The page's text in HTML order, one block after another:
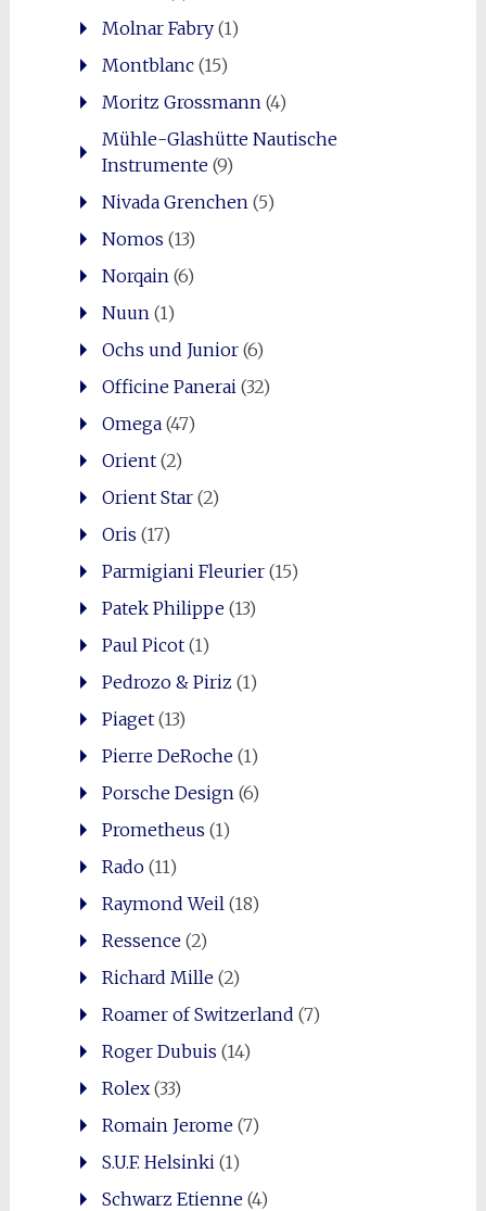
Molnar Fabry(1)
Montblanc(15)
Moritz Grossmann (4)
Mühle-Glashütte Nautische
Instrumente(9)
Nivada Grenchen (5)
Nomos (13)
Norqain (6)
Nuun (1)
Ochs und Junior(6)
Officine Panerai (32)
Omega(47)
Orient(2)
Orient Star(2)
Oris (17)
Parmigiani Fleurier(15)
Patek Philippe(13)
Paul Picot(1)
Pedrozo & Piriz (1)
Piaget(13)
Pierre DeRoche(1)
Porsche Design (6)
Prometheus (1)
Rado(11)
Raymond Weil (18)
Ressence(2)
Richard Mille(2)
Roamer of Switzerland (7)
Roger Dubuis (14)
Rolex(33)
Romain Jerome(7)
S.U.F. Helsinki (1)
Schwarz Etienne(4)